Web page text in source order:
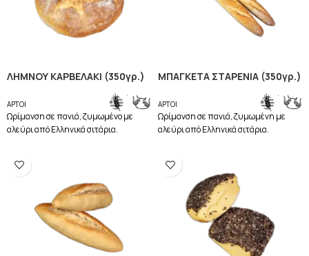
ΛΗΜΝΟΥ ΚΑΡΒΕΛΑΚΙ (350γρ.)
ΑΡΤΟΙ
,
Ωρίμανση σε πανιά, ζυμωμένο με
αλεύρι από Ελληνικά σιτάρια.
ΜΠΑΓΚΕΤΑ ΣΤΑΡΕΝΙΑ (350γρ.)
ΑΡΤΟΙ
,
Ωρίμανση σε πανιά, ζυμωμένη με
αλεύρι από Ελληνικά σιτάρια.